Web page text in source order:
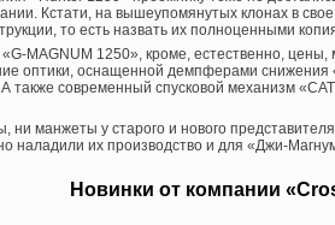
Кстати, на вышеупомянутых клонах в
то есть назвать их полноценными
MAGNUM 1250», кроме, естественно,
оптики, оснащенной демпферами снижения
также современный спусковой механизм
ни манжеты у старого и нового
наладили их производство и для «Джи-
Новинки от компании